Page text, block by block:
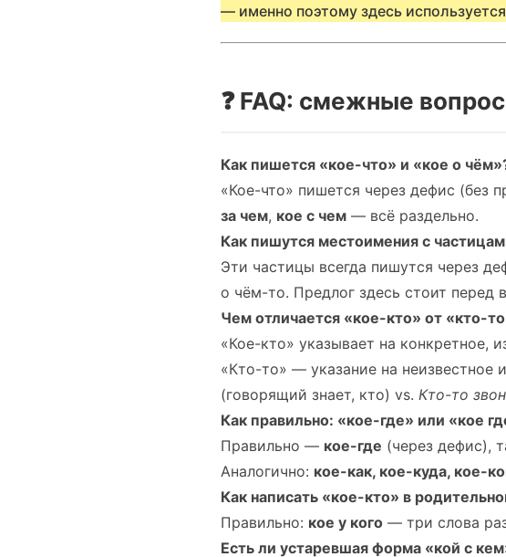
— именно поэтому здесь
❓ FAQ: смежные
Как пишется «кое-что» и «кое о
«Кое-что» пишется через дефис (без
за чем, кое с чем — всё раздельно.
Как пишутся местоимения с
Эти частицы всегда пишутся через
о чём-то. Предлог здесь стоит перед
Чем отличается «кое-кто» от «кто-
«Кое-кто» указывает на конкретное,
«Кто-то» — указание на неизвестное
(говорящий знает, кто) vs. Кто-то
Как правильно: «кое-где» или «кое
Правильно — кое-где (через дефис),
Аналогично: кое-как, кое-куда, кое-
Как написать «кое-кто» в
Правильно: кое у кого — три слова
Есть ли устаревшая форма «кой с